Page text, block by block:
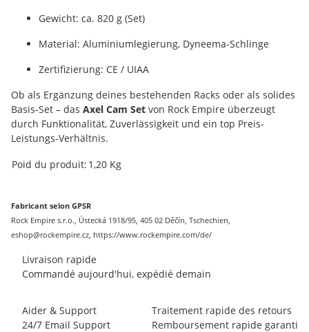
Gewicht: ca. 820 g (Set)
Material: Aluminiumlegierung, Dyneema-Schlinge
Zertifizierung: CE / UIAA
Ob als Ergänzung deines bestehenden Racks oder als solides
Basis-Set – das Axel Cam Set von Rock Empire überzeugt
durch Funktionalität, Zuverlässigkeit und ein top Preis-
Leistungs-Verhältnis.
#productDetails.itemInformation#
#productDetails.itemValue#
Poid du produit: 1,20 Kg
Fabricant selon GPSR
Rock Empire s.r.o., Ústecká 1918/95, 405 02 Děčín, Tschechien,
eshop@rockempire.cz, https://www.rockempire.com/de/
Livraison rapide
Commandé aujourd'hui, expédié demain
Aider & Support
24/7 Email Support
Traitement rapide des retours
Remboursement rapide garanti